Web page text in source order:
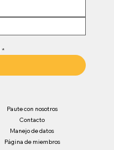
*
Paute con nosotros
Contacto
Manejo de datos
Página de miembros